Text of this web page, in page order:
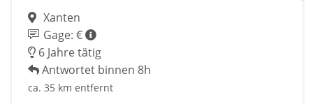
Xanten
Gage: €
6 Jahre tätig
Antwortet binnen 8h
ca. 35 km entfernt